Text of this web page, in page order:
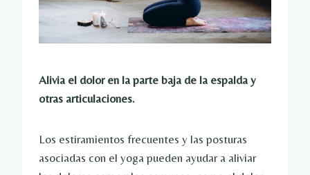
Alivia el dolor en la parte baja de la espalda y
otras articulaciones.
Los estiramientos frecuentes y las posturas
asociadas con el yoga pueden ayudar a aliviar